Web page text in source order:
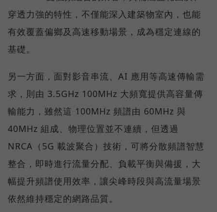
穿透力強的特性，不僅能深入建築物室內，也能
有效覆蓋偏鄉及高速移動場景，成為穩定連線的
基礎。
另一方面，面對影音串流、AI 應用等高速傳輸需
求，則由 3.5GHz 100MHz 大頻寬提供高容量傳
輸能力，雖然這 100MHz 頻譜由 60MHz 與
40MHz 組成、物理位置並不連續，但透過
NRCA（5G 載波聚合）技術，可將分散頻譜智慧
整合，即時進行流量分配、負載平衡與備援，大
幅提升頻譜使用效率，讓尖峰時段與高流量場景
依然維持穩定的網路品質。